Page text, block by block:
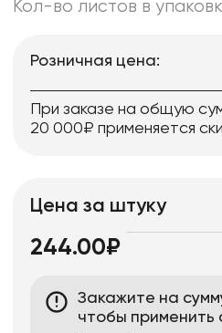
Кол-во листов в
Розничная цена:
При заказе на общую
20 000₽ применяется
Цена за штуку
244.00₽
Закажите на
чтобы применить